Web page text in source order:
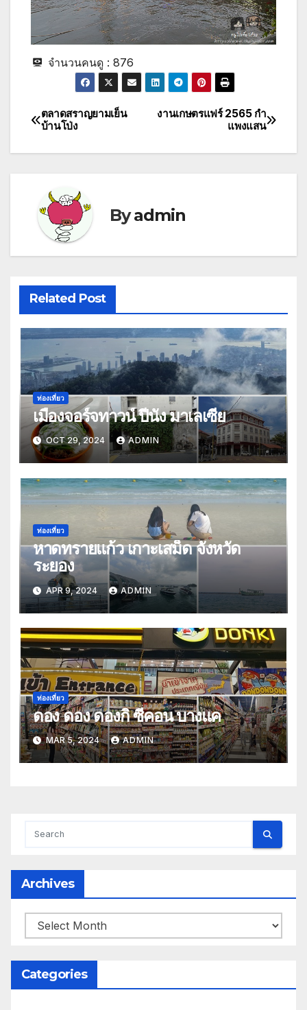
จำนวนคนดู : 876
Post
navigation
งานเกษตรแฟร์ 2565 กํา
แพงแสน
ตลาดสราญยามเย็น
บ้านโป่ง
Byadmin
Related Post
ท่องเที่ยว
เมืองจอร์จทาวน์ ปีนัง มาเลเซีย
OCT 29, 2024 ADMIN
ท่องเที่ยว
หาดทรายแก้ว เกาะเสม็ด จังหวัด
ระยอง
APR 9, 2024 ADMIN
ท่องเที่ยว
ดอง ดอง ดองกิ ซีคอน บางแค
MAR 5, 2024 ADMIN
Archives
Archives
Categories